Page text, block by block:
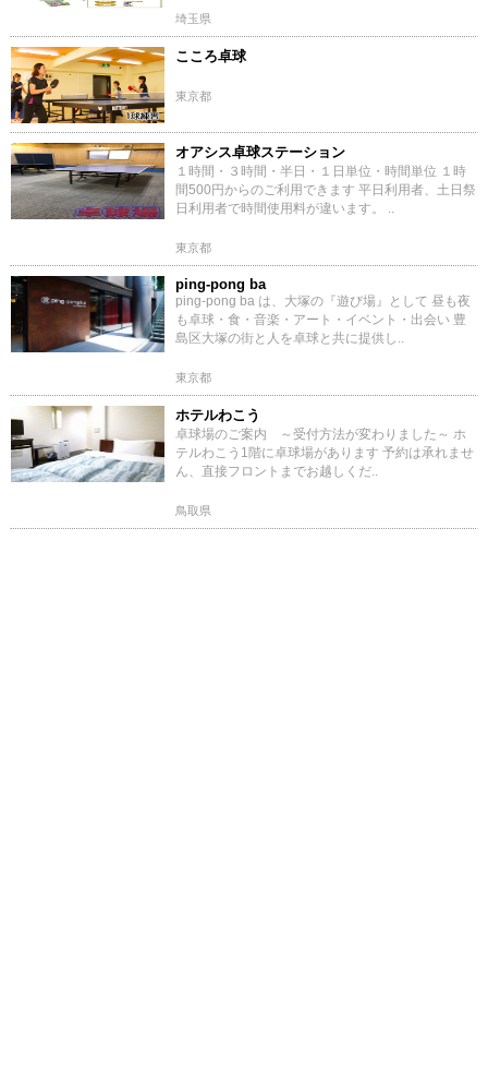
埼玉県
こころ卓球
東京都
オアシス卓球ステーション
１時間・３時間・半日・１日単位・時間単位 １時
間500円からのご利用できます 平日利用者、土日祭
日利用者で時間使用料が違います。 ..
東京都
ping-pong ba
ping-pong ba は、大塚の『遊び場』として 昼も夜
も卓球・食・音楽・アート・イベント・出会い 豊
島区大塚の街と人を卓球と共に提供し..
東京都
ホテルわこう
卓球場のご案内 ～受付方法が変わりました～ ホ
テルわこう1階に卓球場があります 予約は承れませ
ん、直接フロントまでお越しくだ..
鳥取県